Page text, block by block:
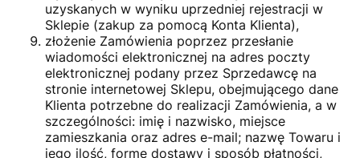
uzyskanych w wyniku uprzedniej rejestracji w
Sklepie (zakup za pomocą Konta Klienta),
złożenie Zamówienia poprzez przesłanie
wiadomości elektronicznej na adres poczty
elektronicznej podany przez Sprzedawcę na
stronie internetowej Sklepu, obejmującego dane
Klienta potrzebne do realizacji Zamówienia, a w
szczególności: imię i nazwisko, miejsce
zamieszkania oraz adres e-mail; nazwę Towaru i
jego ilość, formę dostawy i sposób płatności,